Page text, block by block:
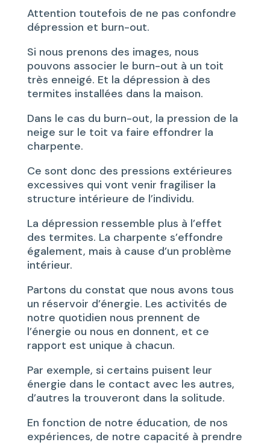
Attention toutefois de ne pas confondre
dépression et burn-out.
Si nous prenons des images, nous
pouvons associer le burn-out à un toit
très enneigé. Et la dépression à des
termites installées dans la maison.
Dans le cas du burn-out, la pression de la
neige sur le toit va faire effondrer la
charpente.
Ce sont donc des pressions extérieures
excessives qui vont venir fragiliser la
structure intérieure de l’individu.
La dépression ressemble plus à l’effet
des termites. La charpente s’effondre
également, mais à cause d’un problème
intérieur.
Partons du constat que nous avons tous
un réservoir d’énergie. Les activités de
notre quotidien nous prennent de
l’énergie ou nous en donnent, et ce
rapport est unique à chacun.
Par exemple, si certains puisent leur
énergie dans le contact avec les autres,
d’autres la trouveront dans la solitude.
En fonction de notre éducation, de nos
expériences, de notre capacité à prendre